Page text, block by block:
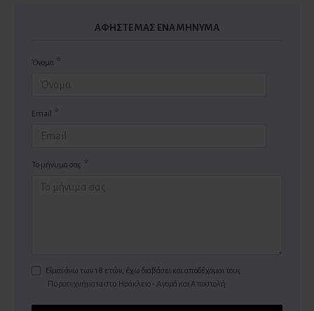
ΑΦΉΣΤΕ ΜΑΣ ΈΝΑ ΜΉΝΥΜΑ
Όνομα
Email
Το μήνυμα σας
Είμαι άνω των 18 ετών, έχω διαβάσει και αποδέχομαι τους
Πυροτεχνήματα στo Ηράκλειο - Αγορά και Αποστολή